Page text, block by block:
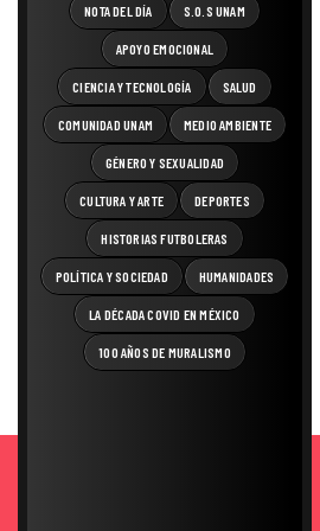
NOTA DEL DÍA S.O.S UNAM
APOYO EMOCIONAL
CIENCIA Y TECNOLOGÍA SALUD
COMUNIDAD UNAM MEDIO AMBIENTE
GÉNERO Y SEXUALIDAD
CULTURA Y ARTE DEPORTES
HISTORIAS FUTBOLERAS
POLÍTICA Y SOCIEDAD HUMANIDADES
LA DÉCADA COVID EN MÉXICO
100 AÑOS DE MURALISMO